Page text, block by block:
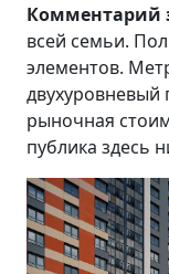
Комментарий
всей семьи.
элементов.
двухуровневый
рыночная
публика здесь